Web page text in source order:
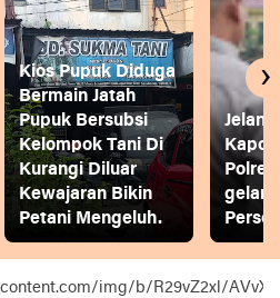
Kios Pupuk Diduga
Bermain Jatah
Pupuk Bersubsi
Kelompok Tani Di
Kurangi Diluar
Kewajaran Bikin
Petani Mengeluh.
gelar
›
img/b/R29vZ2xl/